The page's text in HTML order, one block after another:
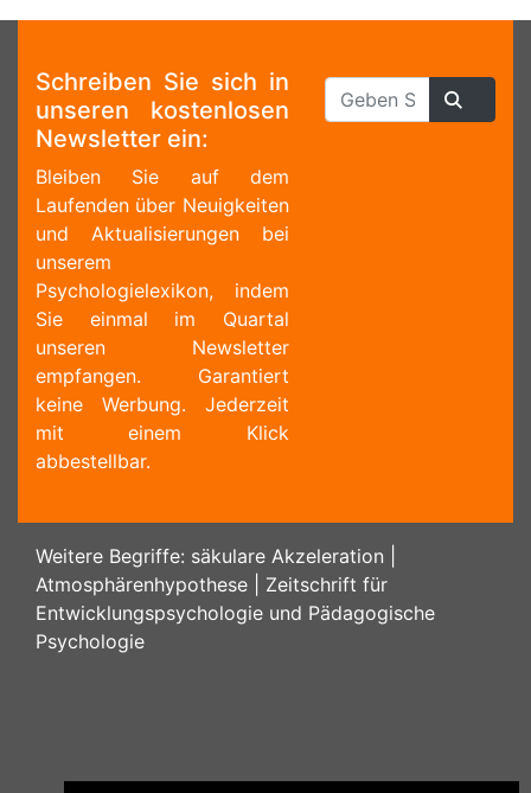
Schreiben Sie sich in
unseren kostenlosen
Newsletter ein:
Bleiben Sie auf dem
Laufenden über Neuigkeiten
und Aktualisierungen bei
unserem
Psychologielexikon, indem
Sie einmal im Quartal
unseren Newsletter
empfangen. Garantiert
keine Werbung. Jederzeit
mit einem Klick
abbestellbar.
Weitere Begriffe: säkulare Akzeleration
Atmosphärenhypothese
Zeitschrift für
Entwicklungspsychologie und Pädagogische
Psychologie